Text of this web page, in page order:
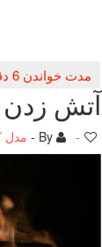
آتش زدن
مدل -